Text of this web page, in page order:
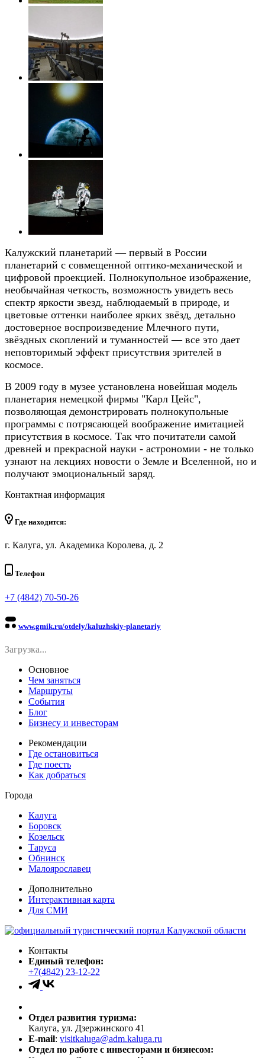
Калужский планетарий — первый в России
планетарий с совмещенной оптико-механической и
цифровой проекцией. Полнокупольное изображение,
необычайная четкость, возможность увидеть весь
спектр яркости звезд, наблюдаемый в природе, и
цветовые оттенки наиболее ярких звёзд, детально
достоверное воспроизведение Млечного пути,
звёздных скоплений и туманностей — все это дает
неповторимый эффект присутствия зрителей в
космосе.
В 2009 году в музее установлена новейшая модель
планетария немецкой фирмы "Карл Цейс",
позволяющая демонстрировать полнокупольные
программы с потрясающей воображение имитацией
присутствия в космосе. Так что почитатели самой
древней и прекрасной науки - астрономии - не только
узнают на лекциях новости о Земле и Вселенной, но и
получают эмоциональный заряд.
Контактная информация
Где находится:
г. Калуга, ул. Академика Королева, д. 2
Телефон
+7 (4842) 70-50-26
www.gmik.ru/otdely/kaluzhskiy-planetariy
Загрузка...
Основное
Чем заняться
Маршруты
События
Блог
Бизнесу и инвесторам
Рекомендации
Где остановиться
Где поесть
Как добраться
Города
Калуга
Боровск
Козельск
Таруса
Обнинск
Малоярославец
Дополнительно
Интерактивная карта
Для СМИ
Контакты
Единый телефон:
+7(4842) 23-12-22
Отдел развития туризма:
Калуга, ул. Дзержинского 41
E-mail: visitkaluga@adm.kaluga.ru
Отдел по работе с инвесторами и бизнесом: